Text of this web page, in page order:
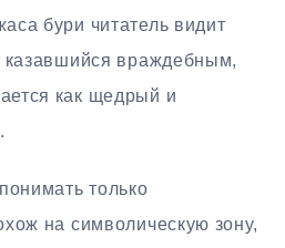
бури читатель видит
казавшийся враждебным,
как щедрый и
только
на символическую зону,